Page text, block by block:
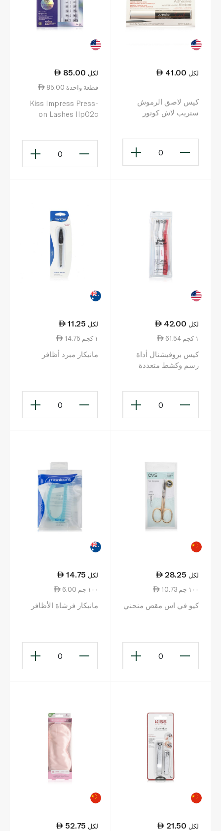
41.00 لكل
كيس لاصق الرموش
ستريب لاش كوتور
0
85.00 لكل
85.00 قطعة واحدة
Kiss Impress Press-
on Lashes Ilp02c
0
42.00 لكل
61.54 ١ كجم
كيس بروفيشنال أداة
رسم وكشط متعددة
0
11.25 لكل
14.75 ١ كجم
مانيكار مبرد أظافر
0
28.25 لكل
10.73 ١٠٠ جم
كيو في اس مقص منحني
0
14.75 لكل
6.00 ١٠٠ جم
مانيكار فرشاة الأظافر
0
21.50 لكل
52.75 لكل